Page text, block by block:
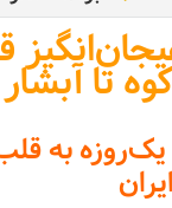
تا
به